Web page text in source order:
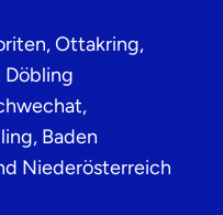
Ottakring,
Baden
Niederösterreich